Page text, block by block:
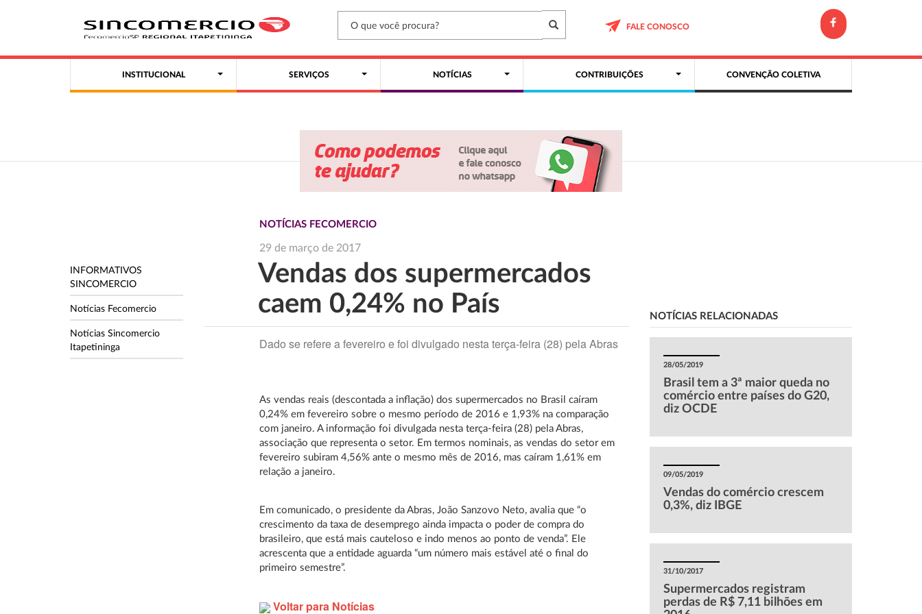
FALE CONOSCO
INSTITUCIONAL SERVIÇOS NOTÍCIAS CONTRIBUIÇÕES CONVENÇÃO COLETIVA
INFORMATIVOS
SINCOMERCIO
Notícias Fecomercio
Notícias Sincomercio
Itapetininga
NOTÍCIAS FECOMERCIO
29 de março de 2017
Vendas dos supermercados
caem 0,24% no País
Dado se refere a fevereiro e foi divulgado nesta terça-feira (28) pela Abras
As vendas reais (descontada a inflação) dos supermercados no Brasil caíram
0,24% em fevereiro sobre o mesmo período de 2016 e 1,93% na comparação
com janeiro. A informação foi divulgada nesta terça-feira (28) pela Abras,
associação que representa o setor. Em termos nominais, as vendas do setor em
fevereiro subiram 4,56% ante o mesmo mês de 2016, mas caíram 1,61% em
relação a janeiro.
Em comunicado, o presidente da Abras, João Sanzovo Neto, avalia que “o
crescimento da taxa de desemprego ainda impacta o poder de compra do
brasileiro, que está mais cauteloso e indo menos ao ponto de venda”. Ele
acrescenta que a entidade aguarda “um número mais estável até o final do
primeiro semestre”.
Voltar para Notícias
NOTÍCIAS RELACIONADAS
28/05/2019
Brasil tem a 3ª maior queda no
comércio entre países do G20,
diz OCDE
09/05/2019
Vendas do comércio crescem
0,3%, diz IBGE
31/10/2017
Supermercados registram
perdas de R$ 7,11 bilhões em